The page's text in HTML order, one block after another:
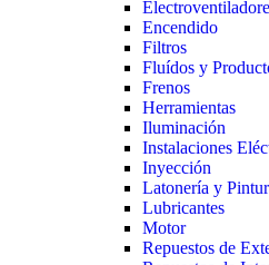
Encendido
Filtros
Fluídos y
Frenos
Herramientas
Iluminación
Instalaciones
Inyección
Latonería y
Lubricantes
Motor
Repuestos de